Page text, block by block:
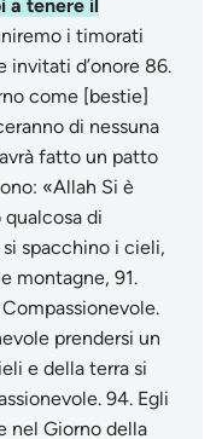
a tenere il
i timorati
invitati d’onore 86.
come [bestie]
di nessuna
fatto un patto
«Allah Si è
qualcosa di
si spacchino i cieli,
montagne, 91.
prendersi un
e della terra si
94. Egli
nel Giorno della